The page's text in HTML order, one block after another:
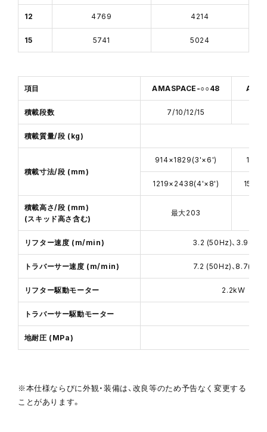
12 4769 4214
15 5741 5024
項目 AMASPACE-○○48
積載段数 7/10/12/15
積載質量/段 (kg)
積載寸法/段 (mm)
914×1829(3'×6')
1219×2438(4'×8')
積載高さ/段 (mm)
(スキッド高さ含む)
最大203
リフター速度 (m/min) 3.2 (50Hz)、
トラバーサー速度 (m/min) 7.2 (50Hz)、
リフター駆動モーター 2.2kW
トラバーサー駆動モーター
地耐圧 (MPa)
※本仕様ならびに外観・装備は、改良等のため予告なく変更する
ことがあります。